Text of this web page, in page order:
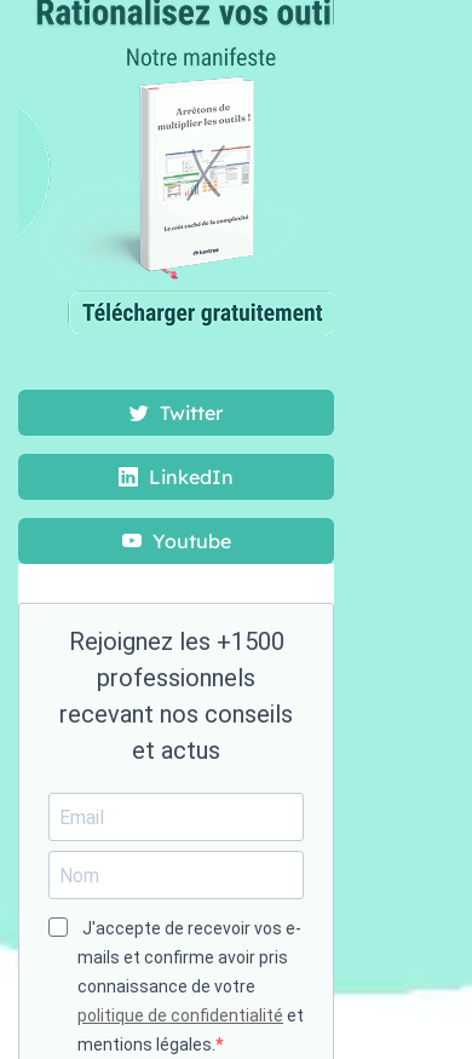
Twitter
LinkedIn
Youtube
Rejoignez les +1500
professionnels
recevant nos conseils
et actus
J'accepte de recevoir vos e-
mails et confirme avoir pris
connaissance de votre
politique de confidentialité et
mentions légales.